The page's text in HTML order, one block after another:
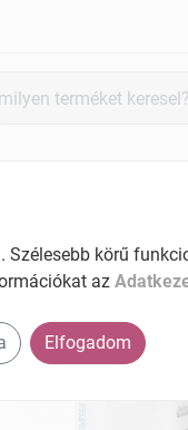
körű
az
Elfogadom